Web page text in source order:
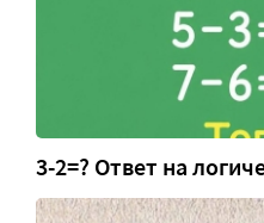
3-2=? Ответ на